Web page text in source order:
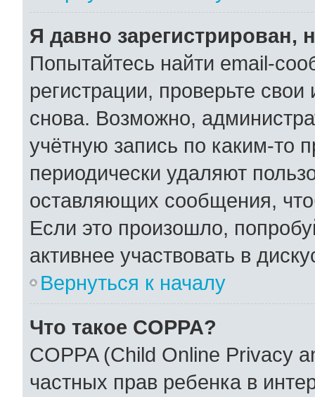
Я давно зарегистрирован,
Попытайтесь найти email-
регистрации, проверьте
снова. Возможно,
учётную запись по каким-то
периодически удаляют
оставляющих сообщения,
Если это произошло,
активнее участвовать в
Вернуться к началу
Что такое COPPA?
COPPA (Child Online Privacy
частных прав ребенка в